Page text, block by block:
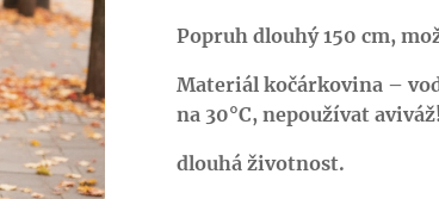
Popruh dlouhý 150 cm,
Materiál kočárkovina –
na 30°C, nepoužívat
dlouhá životnost.